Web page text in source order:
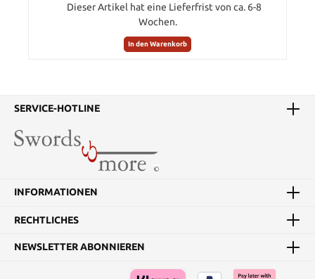
Dieser Artikel hat eine Lieferfrist von ca. 6-8
Wochen.
In den Warenkorb
SERVICE-HOTLINE
INFORMATIONEN
RECHTLICHES
NEWSLETTER ABONNIEREN